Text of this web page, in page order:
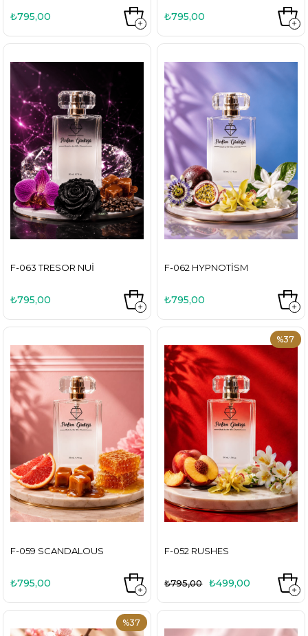
₺795,00 ₺795,00
F-063 TRESOR NUI
₺795,00
F-062 HYPNOTISM
₺795,00
F-059 SCANDALOUS
₺795,00
F-052 RUSHES
₺499,00
₺795,00
%37
%37